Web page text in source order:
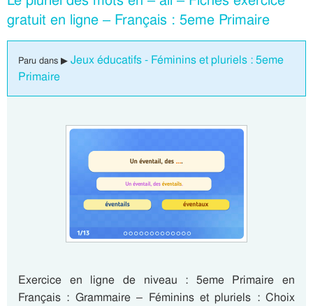
gratuit en ligne – Français : 5eme Primaire
Paru dans ▶ Jeux éducatifs - Féminins et pluriels : 5eme
Primaire
Exercice en ligne de niveau : 5eme Primaire en
Français : Grammaire – Féminins et pluriels : Choix